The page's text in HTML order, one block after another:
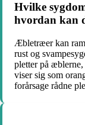
Hvilke
hvordan kan
Æbletræer kan
rust og
pletter på
viser sig som
forårsage rådne